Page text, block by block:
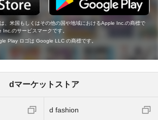
、米国もしくはその他の国や地域におけるApple Inc.の商標で
のサービスマークです。
Play ロゴは Google LLC の商標です。
dマーケットストア
d fashion